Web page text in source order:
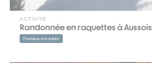
ACTIVITE
Randonnée en raquettes à Aussois
Pratique encadrée